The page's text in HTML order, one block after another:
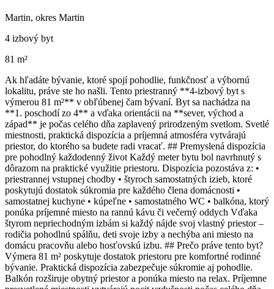
Martin, okres Martin
4 izbový byt
81 m²
Ak hľadáte bývanie, ktoré spojí pohodlie, funkčnosť a výbornú
lokalitu, práve ste ho našli. Tento priestranný **4-izbový byt s
výmerou 81 m²** v obľúbenej čam bývaní. Byt sa nachádza na
**1. poschodí zo 4** a vďaka orientácii na **sever, východ a
západ** je počas celého dňa zaplavený prirodzeným svetlom. Svetlé
miestnosti, praktická dispozícia a príjemná atmosféra vytvárajú
priestor, do ktorého sa budete radi vracať. ## Premyslená dispozícia
pre pohodlný každodenný život Každý meter bytu bol navrhnutý s
dôrazom na praktické využitie priestoru. Dispozícia pozostáva z: •
priestrannej vstupnej chodby • štyroch samostatných izieb, ktoré
poskytujú dostatok súkromia pre každého člena domácnosti •
samostatnej kuchyne • kúpeľne • samostatného WC • balkóna, ktorý
ponúka príjemné miesto na rannú kávu či večerný oddych Vďaka
štyrom nepriechodným izbám si každý nájde svoj vlastný priestor –
rodičia pohodlnú spálňu, deti svoje izby a nechýba ani miesto na
domácu pracovňu alebo hosťovskú izbu. ## Prečo práve tento byt?
Výmera 81 m² poskytuje dostatok priestoru pre komfortné rodinné
bývanie. Praktická dispozícia zabezpečuje súkromie aj pohodlie.
Balkón rozširuje obytný priestor a ponúka miesto na relax. Príjemne